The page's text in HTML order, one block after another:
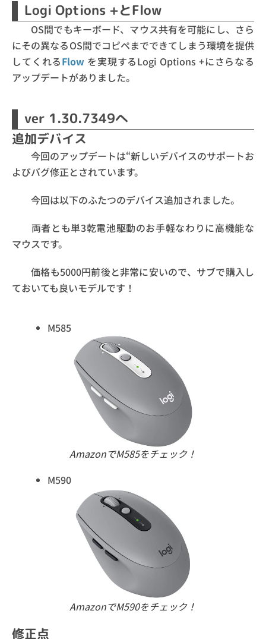
Logi Options +とFlow
OS間でもキーボード、マウス共有を可能にし、さら
にその異なるOS間でコピペまでできてしまう環境を提供
してくれるFlow を実現するLogi Options +にさらなる
アップデートがありました。
ver 1.30.7349へ
追加デバイス
今回のアップデートは“新しいデバイスのサポートお
よびバグ修正とされています。
今回は以下のふたつのデバイス追加されました。
両者とも単3乾電池駆動のお手軽なわりに高機能な
マウスです。
価格も5000円前後と非常に安いので、サブで購入し
ておいても良いモデルです！
M585
AmazonでM585をチェック！
M590
AmazonでM590をチェック！
修正点